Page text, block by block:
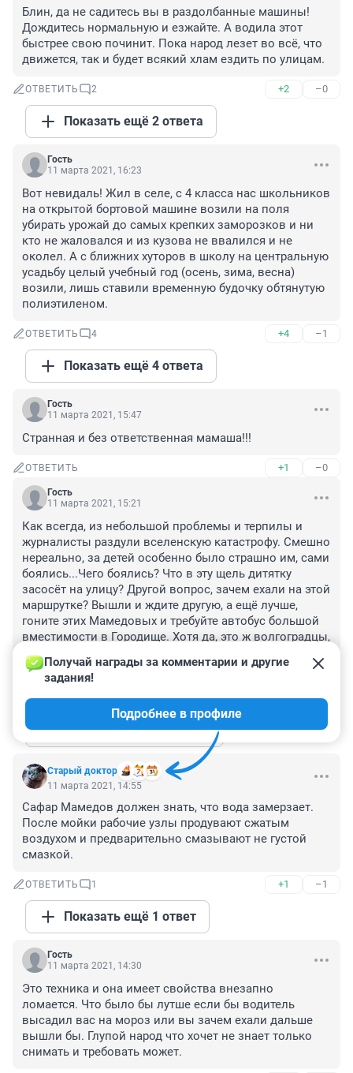
Блин, да не садитесь вы в раздолбанные машины!
Дождитесь нормальную и езжайте. А водила этот
быстрее свою починит. Пока народ лезет во всё, что
движется, так и будет всякий хлам ездить по улицам.
ОТВЕТИТЬ 2 +2 –0
Показать ещё 2 ответа
Гость
11 марта 2021, 16:23
Вот невидаль! Жил в селе, с 4 класса нас школьников
на открытой бортовой машине возили на поля
убирать урожай до самых крепких заморозков и ни
кто не жаловался и из кузова не ввалился и не
околел. А с ближних хуторов в школу на центральную
усадьбу целый учебный год (осень, зима, весна)
возили, лишь ставили временную будочку обтянутую
полиэтиленом.
ОТВЕТИТЬ 4 +4 –1
Показать ещё 4 ответа
Гость
11 марта 2021, 15:47
Странная и без ответственная мамаша!!!
ОТВЕТИТЬ +1 –0
Гость
11 марта 2021, 15:21
Как всегда, из небольшой проблемы и терпилы и
журналисты раздули вселенскую катастрофу. Смешно
нереально, за детей особенно было страшно им, сами
боялись...Чего боялись? Что в эту щель дитятку
засосёт на улицу? Другой вопрос, зачем ехали на этой
маршрутке? Вышли и ждите другую, а ещё лучше,
гоните этих Мамедовых и требуйте автобус большой
вместимости в Городище. Хотя да, это ж волгоградцы,
жители столицы маршруток всей России, они лучше
на газельвагене будут страдать.
ОТВЕТИТЬ 6 +5 –0
Показать ещё 6 ответов
Старый доктор
Получай награды за комментарии и другие
задания!
Подробнее в профиле
11 марта 2021, 14:55
Сафар Мамедов должен знать, что вода замерзает.
После мойки рабочие узлы продувают сжатым
воздухом и предварительно смазывают не густой
смазкой.
ОТВЕТИТЬ 1 +1 –1
Показать ещё 1 ответ
Гость
11 марта 2021, 14:30
Это техника и она имеет свойства внезапно
ломается. Что было бы лутше если бы водитель
высадил вас на мороз или вы зачем ехали дальше
вышли бы. Глупой народ что хочет не знает только
снимать и требовать может.